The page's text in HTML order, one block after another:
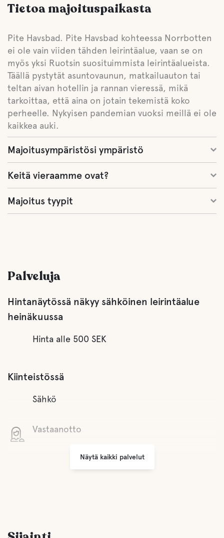
Tietoa majoituspaikasta
Pite Havsbad. Pite Havsbad kohteessa Norrbotten
ei ole vain viiden tähden leirintäalue, vaan se on
myös yksi Ruotsin suosituimmista leirintäalueista.
Täällä pystytät asuntovaunun, matkailuauton tai
teltan aivan hotellin ja rannan vieressä, mikä
tarkoittaa, että aina on jotain tekemistä koko
perheelle. Nykyisen pandemian vuoksi meillä ei ole
kaikkea auki.
Majoitusympäristösi ympäristö
Keitä vieraamme ovat?
Majoitus tyypit
Palveluja
Hintanäytössä näkyy sähköinen leirintäalue
heinäkuussa
Hinta alle 500 SEK
Kiinteistössä
Sähkö
Vastaanotto
Näytä kaikki palvelut